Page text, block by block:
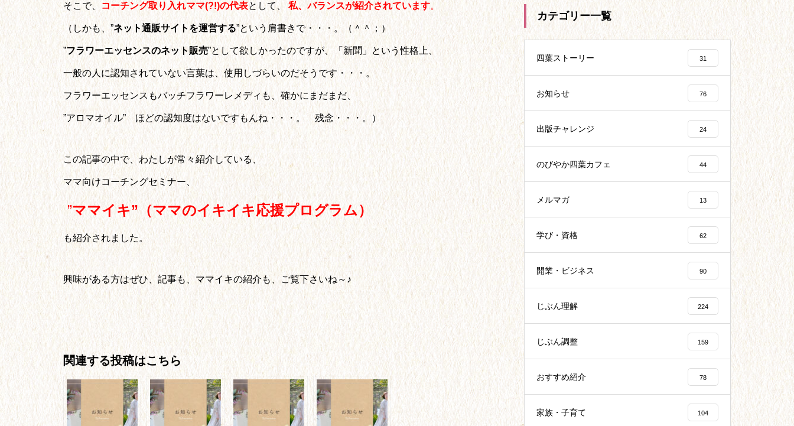
そこで、 コーチング取り入れママ(?!)の代表として、 私、バランスが紹介されています。
（しかも、”ネット通販サイトを運営する”という肩書きで・・・。（＾＾；）
”フラワーエッセンスのネット販売”として欲しかったのですが、「新聞」という性格上、
一般の人に認知されていない言葉は、使用しづらいのだそうです・・・。
フラワーエッセンスもバッチフラワーレメディも、確かにまだまだ、
”アロマオイル” ほどの認知度はないですもんね・・・。 残念・・・。）
この記事の中で、わたしが常々紹介している、
ママ向けコーチングセミナー、
”ママイキ”（ママのイキイキ応援プログラム）
も紹介されました。
興味がある方はぜひ、記事も、ママイキの紹介も、ご覧下さいね～♪
関連する投稿はこちら
カテゴリー一覧
四葉ストーリー 31
お知らせ 76
出版チャレンジ 24
のびやか四葉カフェ 44
メルマガ 13
学び・資格 62
開業・ビジネス 90
じぶん理解 224
じぶん調整 159
おすすめ紹介 78
家族・子育て 104